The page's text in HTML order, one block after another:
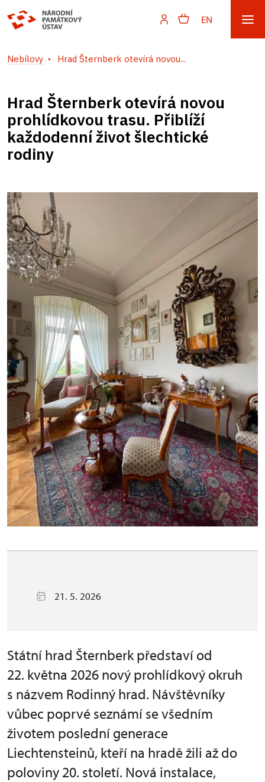
EN
Nebílovy Hrad Šternberk otevírá novou...
Hrad Šternberk otevírá novou
prohlídkovou trasu. Přiblíží
každodenní život šlechtické
rodiny
21. 5. 2026
Státní hrad Šternberk představí od
22. května 2026 nový prohlídkový okruh
s názvem Rodinný hrad. Návštěvníky
vůbec poprvé seznámí se všedním
životem poslední generace
Liechtensteinů, kteří na hradě žili až do
poloviny 20. století. Nová instalace,